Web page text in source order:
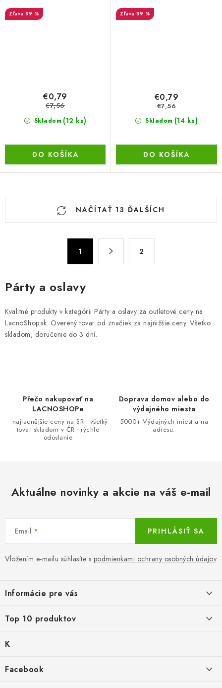
89 %
Skladom (12 ks)
€0,79
€7,56
DO KOŠÍKA
89 %
Skladom (14 ks)
€0,79
€7,56
DO KOŠÍKA
c
i
e
p
r
NAČÍTAŤ 13 ĎALŠÍCH
á
n
o
v
a
1 2
Párty a oslavy
Kvalitné produkty v kategórii Párty a oslavy za outletové ceny na
LacnoShop.sk. Overený tovar od značiek za najnižšie ceny. Všetko
skladom, doručenie do 3 dní.
Přečo nakupovať na
LACNOSHOPe
- najlacnějšie ceny na SR - všetký
tovar skladom v ČR - rýchle
odoslanie
Doprava domov alebo do
výdajného miesta
5000+ Výdajných miest a na
adresu.
Aktuálne novinky a akcie na váš e-mail
Email
Vložením e-mailu súhlasíte s podmienkami ochrany osobných údajov
PRIHLÁSIŤ SA
p
ä
i
Informácie pre vás
Dopravné a Platby
Top 10 produktov
Mika for Health, dezinfekčný gél na ruky, 100 ml
K
e
Facebook